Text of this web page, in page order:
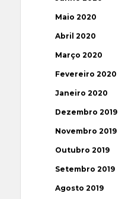
Maio 2020
Abril 2020
Março 2020
Fevereiro 2020
Janeiro 2020
Dezembro 2019
Novembro 2019
Outubro 2019
Setembro 2019
Agosto 2019